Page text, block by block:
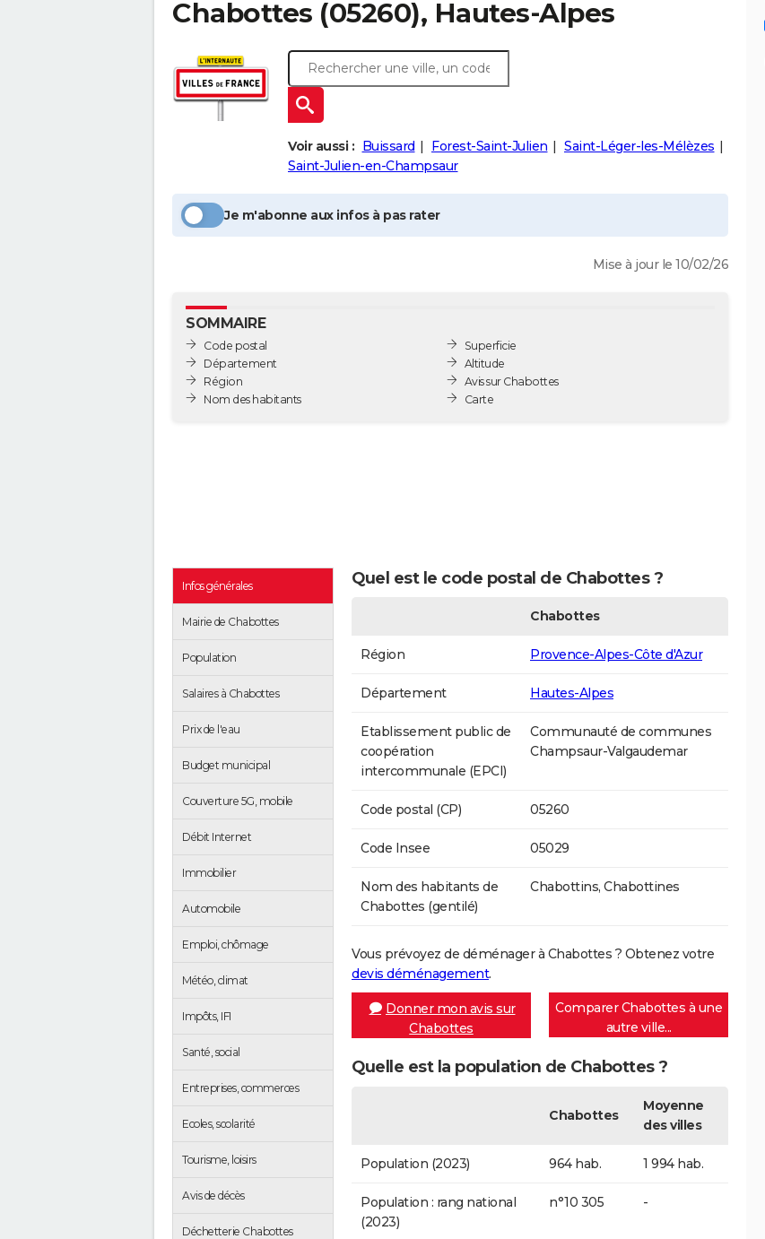
Chabottes (05260), Hautes-Alpes
Voir aussi : Buissard Forest-Saint-Julien
Saint-Léger-les-Mélèzes
Saint-Julien-en-Champsaur
Je m'abonne aux infos à pas rater
Mise à jour le 10/02/26
SOMMAIRE
Code postal
Département
Région
Nom des habitants
Superficie
Altitude
Avis sur Chabottes
Carte
Infos générales
Mairie de Chabottes
Population
Salaires à Chabottes
Prix de l'eau
Budget municipal
Couverture 5G, mobile
Débit Internet
Immobilier
Automobile
Emploi, chômage
Météo, climat
Impôts, IFI
Santé, social
Entreprises, commerces
Ecoles, scolarité
Tourisme, loisirs
Avis de décès
Déchetterie Chabottes
Quel est le code postal de Chabottes ?
Chabottes
Région Provence-Alpes-Côte d'Azur
Département Hautes-Alpes
Etablissement public de
coopération
intercommunale (EPCI)
Communauté de communes
Champsaur-Valgaudemar
Code postal (CP) 05260
Code Insee 05029
Nom des habitants de
Chabottes (gentilé)
Chabottins, Chabottines
Vous prévoyez de déménager à Chabottes ? Obtenez votre
devis déménagement.
Donner mon avis sur
Chabottes
Comparer Chabottes à une
autre ville...
Quelle est la population de Chabottes ?
Chabottes
Moyenne
des villes
Population (2023) 964 hab. 1 994 hab.
Population : rang national
(2023)
n°10 305 -